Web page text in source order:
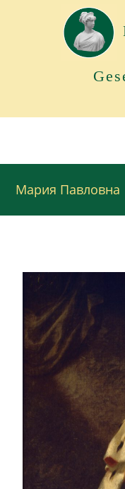
Мария Павловна